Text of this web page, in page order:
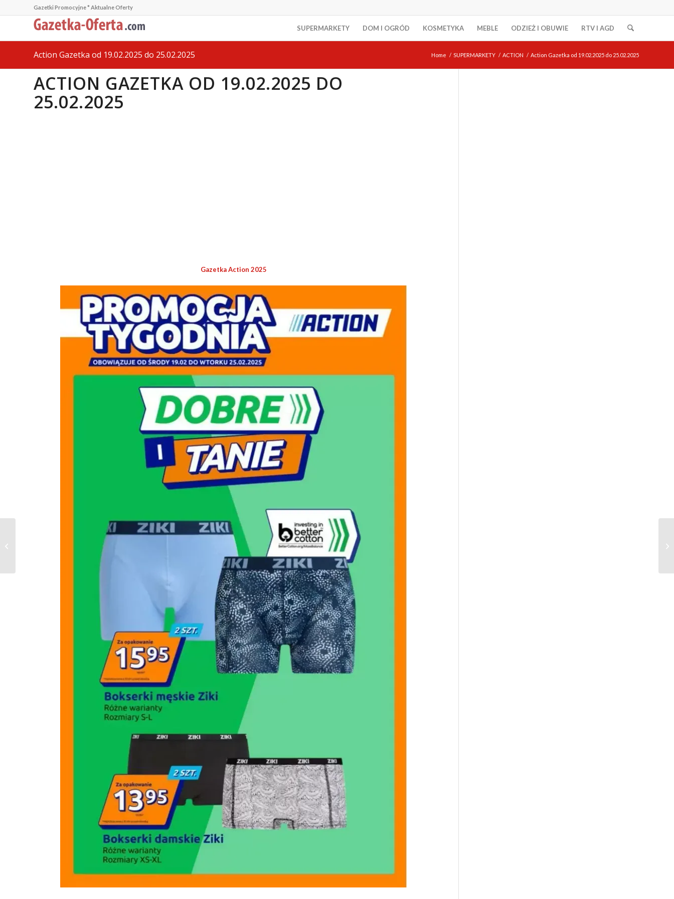
Gazetki Promocyjne * Aktualne Oferty
SUPERMARKETY DOM I OGRÓD KOSMETYKA MEBLE ODZIEŻ I OBUWIE RTV I AGD
Action Gazetka od 19.02.2025 do 25.02.2025 Home / SUPERMARKETY / ACTION / Action Gazetka od 19.02.2025 do 25.02.2025
ACTION GAZETKA OD 19.02.2025 DO
25.02.2025
Gazetka Action 2025